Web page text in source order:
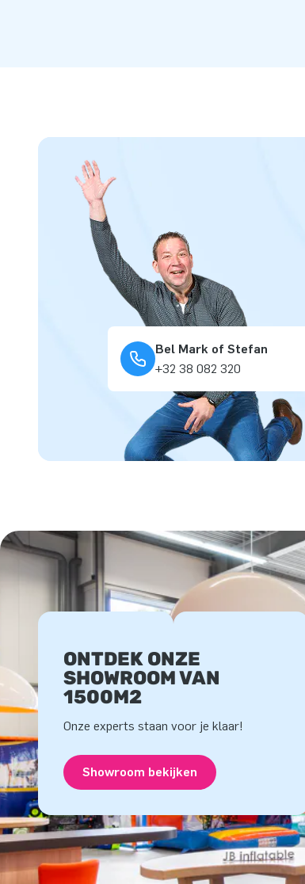
Bel Mark of Stefan
+32 38 082 320
ONTDEK ONZE
SHOWROOM VAN
1500M2
Onze experts staan voor je klaar!
Showroom bekijken